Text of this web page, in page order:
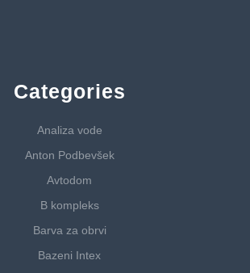
Categories
Analiza vode
Anton Podbevšek
Avtodom
B kompleks
Barva za obrvi
Bazeni Intex